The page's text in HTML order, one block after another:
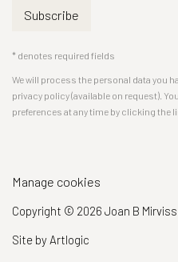
Subscribe
* denotes required fields
We will process the personal data you
privacy policy (available on request).
preferences at any time by clicking the
Manage cookies
Copyright © 2026 Joan B Mirviss
Site by Artlogic